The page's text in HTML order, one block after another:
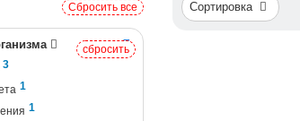
Сортировка
Сбросить все
сбросить
3
1
1